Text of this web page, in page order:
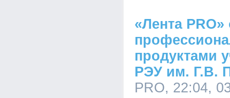
«Лента
продуктами
РЭУ им. Г.В.
PRO, 22:04,